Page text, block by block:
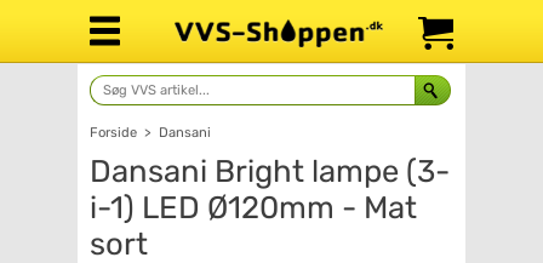
Forside > Dansani
Dansani Bright lampe (3-
i-1) LED Ø120mm - Mat
sort